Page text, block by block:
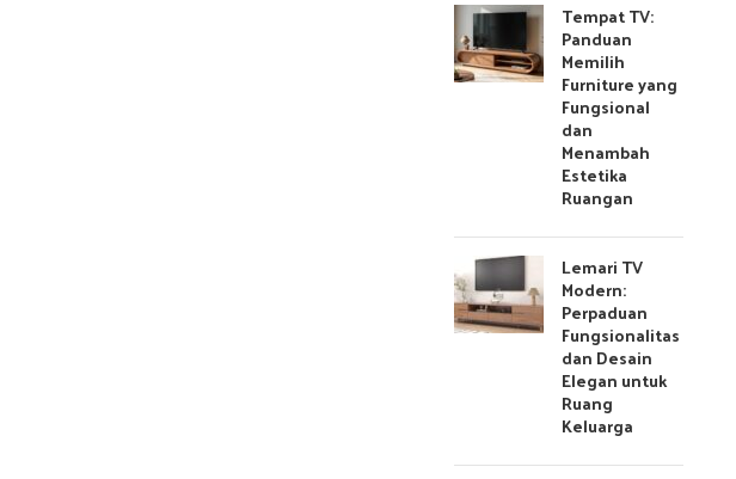
Tempat TV:
Panduan
Memilih
Furniture yang
Fungsional
dan
Menambah
Estetika
Ruangan
Lemari TV
Modern:
Perpaduan
Fungsionalitas
dan Desain
Elegan untuk
Ruang
Keluarga